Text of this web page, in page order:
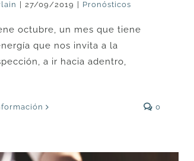
27/09/2019 Pronósticos
octubre, un mes que tiene
que nos invita a la
a ir hacia adentro,
0